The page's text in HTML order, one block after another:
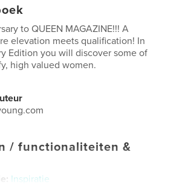
to QUEEN MAGAZINE!!! A
elevation meets qualification! In
Edition you will discover some of
high valued women.
/ functionaliteiten &
Inspiratie